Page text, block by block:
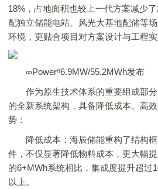
18%，占地面积也较上一代方案减少
配独立储能电站、风光大基地配储等
环境，更贴合项目对方案设计与工程实
∞Power⁸6.9MW/55.2MWh发布
作为原生技术体系的重要组成部分
的全新系统架构，具备降低成本、高
势：
降低成本：海辰储能重构了结构框
件，不仅显著降低物料成本，更大幅
的6+MWh系统相比，集成度提升超过
以上。